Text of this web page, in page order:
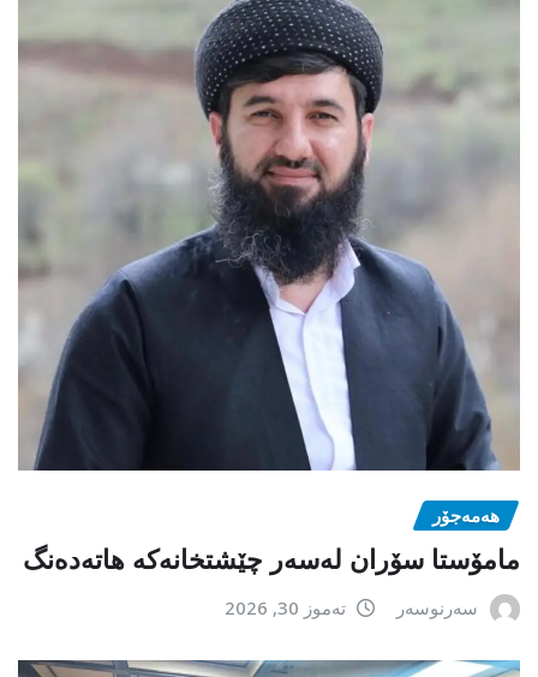
هەمەجۆر
مامۆستا سۆران لەسەر چێشتخانەكە هاتەدەنگ
سەرنوسەر تەموز 30, 2026